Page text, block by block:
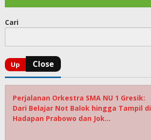
Cari
Perjalanan Orkestra SMA NU 1 Gresik:
Dari Belajar Not Balok hingga Tampil di
Hadapan Prabowo dan Jok…